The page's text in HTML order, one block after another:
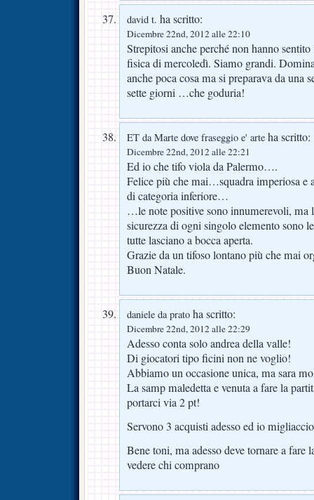
david t. ha scritto:
Dicembre 22nd, 2012 alle 22:10
Strepitosi anche perché non hanno
fisica di mercoledì. Siamo grandi.
anche poca cosa ma si preparava da una
sette giorni …che goduria!
ET da Marte dove fraseggio e' arte ha scritto:
Dicembre 22nd, 2012 alle 22:21
Ed io che tifo viola da Palermo….
Felice più che mai…squadra imperiosa e
di categoria inferiore…
…le note positive sono innumerevoli, ma
sicurezza di ogni singolo elemento sono
tutte lasciano a bocca aperta.
Grazie da un tifoso lontano più che mai
Buon Natale.
daniele da prato ha scritto:
Dicembre 22nd, 2012 alle 22:29
Adesso conta solo andrea della valle!
Di giocatori tipo ficini non ne voglio!
Abbiamo un occasione unica, ma sara
La samp maledetta e venuta a fare la
portarci via 2 pt!
Servono 3 acquisti adesso ed io
Bene toni, ma adesso deve tornare a
vedere chi comprano